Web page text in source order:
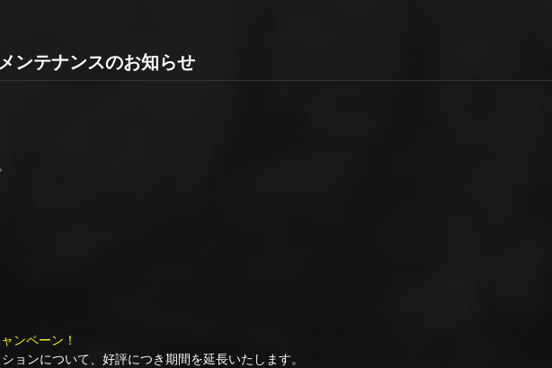
テナンスのお知らせ
ンペーン！
ンについて、好評につき期間を延長いたします。